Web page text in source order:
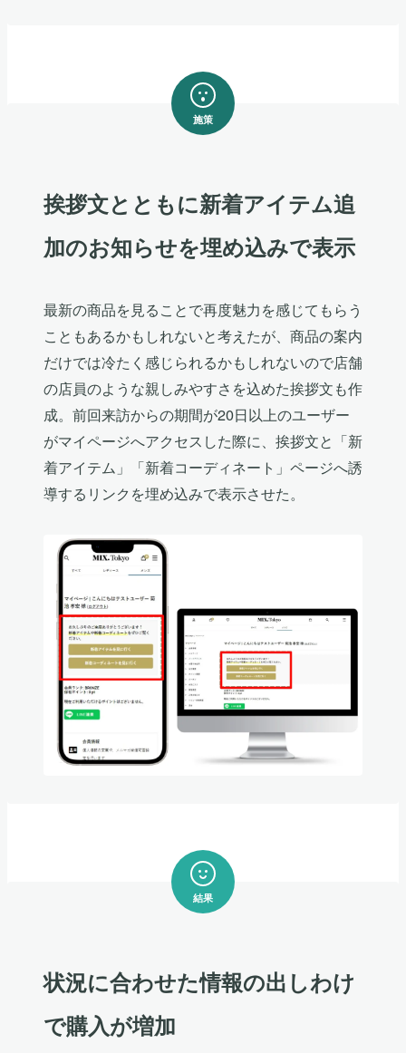
施策
挨拶文とともに新着アイテム追
加のお知らせを埋め込みで表示
最新の商品を見ることで再度魅力を感じてもらう
こともあるかもしれないと考えたが、商品の案内
だけでは冷たく感じられるかもしれないので店舗
の店員のような親しみやすさを込めた挨拶文も作
成。前回来訪からの期間が20日以上のユーザー
がマイページへアクセスした際に、挨拶文と「新
着アイテム」「新着コーディネート」ページへ誘
導するリンクを埋め込みで表示させた。
結果
状況に合わせた情報の出しわけ
で購入が増加